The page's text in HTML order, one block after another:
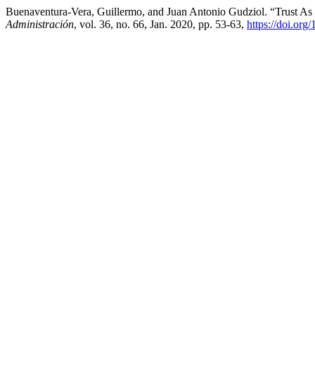
Buenaventura-Vera, Guillermo, and Juan Antonio Gudziol. “Trust
Administración, vol. 36, no. 66, Jan. 2020, pp. 53-63, https://doi.org/